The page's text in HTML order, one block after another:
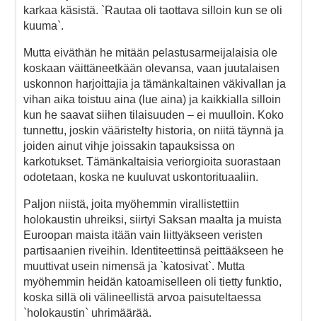
karkaa käsistä. `Rautaa oli taottava silloin kun se oli
kuuma`.
Mutta eiväthän he mitään pelastusarmeijalaisia ole
koskaan väittäneetkään olevansa, vaan juutalaisen
uskonnon harjoittajia ja tämänkaltainen väkivallan ja
vihan aika toistuu aina (lue aina) ja kaikkialla silloin
kun he saavat siihen tilaisuuden – ei muulloin. Koko
tunnettu, joskin vääristelty historia, on niitä täynnä ja
joiden ainut vihje joissakin tapauksissa on
karkotukset. Tämänkaltaisia veriorgioita suorastaan
odotetaan, koska ne kuuluvat uskontorituaaliin.
Paljon niistä, joita myöhemmin virallistettiin
holokaustin uhreiksi, siirtyi Saksan maalta ja muista
Euroopan maista itään vain liittyäkseen veristen
partisaanien riveihin. Identiteettinsä peittääkseen he
muuttivat usein nimensä ja `katosivat`. Mutta
myöhemmin heidän katoamiselleen oli tietty funktio,
koska sillä oli välineellistä arvoa paisuteltaessa
`holokaustin` uhrimäärää.